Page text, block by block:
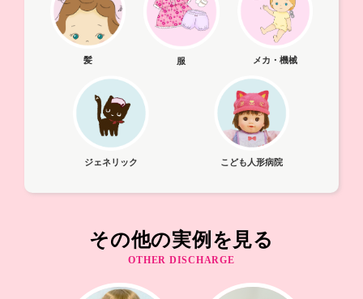
髪 服 メカ・機械
ジェネリック こども人形病院
その他の実例を見る
OTHER DISCHARGE